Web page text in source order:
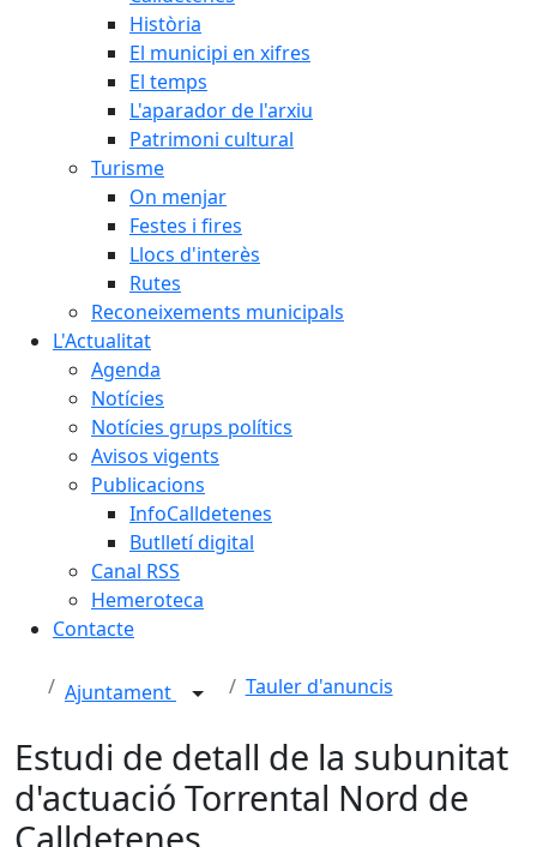
Història
El municipi en xifres
El temps
L'aparador de l'arxiu
Patrimoni cultural
Turisme
On menjar
Festes i fires
Llocs d'interès
Rutes
Reconeixements municipals
L'Actualitat
Agenda
Notícies
Notícies grups polítics
Avisos vigents
Publicacions
InfoCalldetenes
Butlletí digital
Canal RSS
Hemeroteca
Contacte
Ajuntament Tauler d'anuncis
Estudi de detall de la subunitat
d'actuació Torrental Nord de